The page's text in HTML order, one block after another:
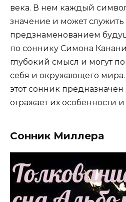
века. В нем каждый
значение и может служить
предзнаменованием
по соннику Симона
глубокий смысл и могут
себя и окружающего
этот сонник
отражает их особенности
Сонник Миллера